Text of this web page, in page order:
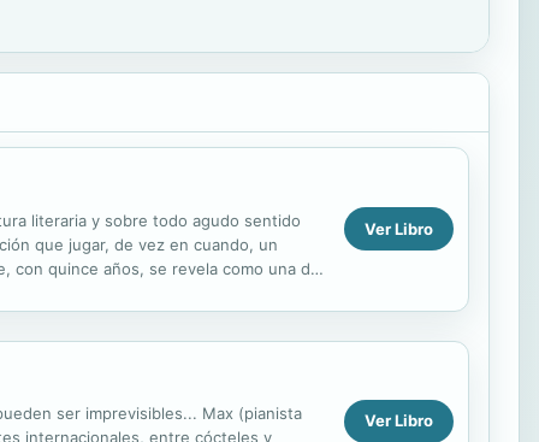
literaria y sobre todo agudo sentido
que jugar, de vez en cuando, un
con quince años, se revela como una de
Ver Libro
ser imprevisibles... Max (pianista
internacionales, entre cócteles y
Ver Libro